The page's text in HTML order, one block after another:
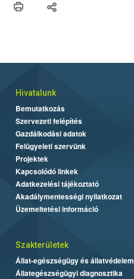
Hivatalunk
Bemutatkozás
Szervezeti felépítés
Gazdálkodási adatok
Felügyeleti szervünk
Projektek
Kapcsolódó linkek
Adatkezelési tájékoztató
Akadálymentességi nyilatkozat
Üzemeltetési információ
Szakterületek
Állat-egészségügy és állatvédelem
Állategészségügyi diagnosztika